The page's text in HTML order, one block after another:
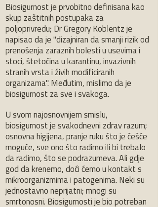
Biosigurnost je prvobitno definisana kao
skup zaštitnih postupaka za
poljoprivredu; Dr Gregory Koblentz je
napisao da je "dizajniran da smanji rizik od
prenošenja zaraznih bolesti u usevima i
stoci, štetočina u karantinu, invazivnih
stranih vrsta i živih modificiranih
organizama". Međutim, mislimo da je
biosigurnost za sve i svakoga.
U svom najosnovnijem smislu,
biosigurnost je svakodnevni zdrav razum;
osnovna higijena, pranje ruku što je češće
moguće, sve ono što radimo ili bi trebalo
da radimo, što se podrazumeva. Ali gdje
god da krenemo, doći ćemo u kontakt s
mikroorganizmima i patogenima. Neki su
jednostavno neprijatni; mnogi su
smrtonosni. Biosigurnosti je bio potreban